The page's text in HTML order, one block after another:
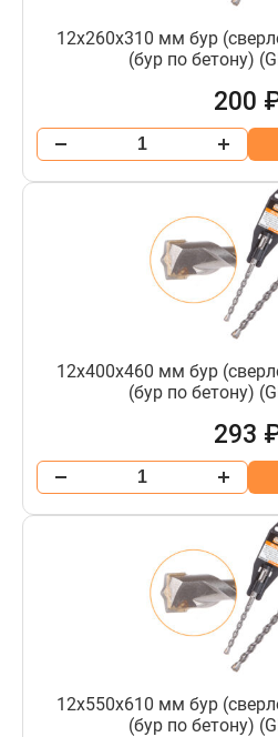
12х260х310 мм бур
(бур по бетону)
200
12х400х460 мм бур
(бур по бетону)
293
12х550х610 мм бур
(бур по бетону)